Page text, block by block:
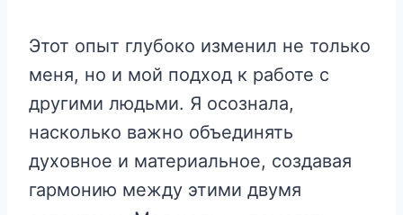
Этот опыт глубоко изменил не только
меня, но и мой подход к работе с
другими людьми. Я осознала,
насколько важно объединять
духовное и материальное, создавая
гармонию между этими двумя